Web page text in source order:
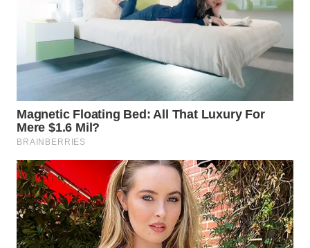
WAHANA
WAHANA
SELEB
WAHANA
PERSONA
WAHANA
OTOMOTIF
WAHANA
HEALTH